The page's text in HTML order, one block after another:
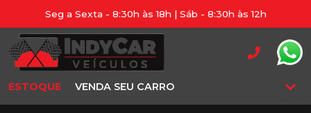
Seg a Sexta - 8:30h às 18h | Sáb - 8:30h às 12h
ESTOQUE VENDA SEU CARRO